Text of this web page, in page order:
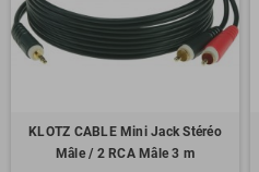
KLOTZ CABLE Mini Jack Stéréo
Mâle / 2 RCA Mâle 3 m